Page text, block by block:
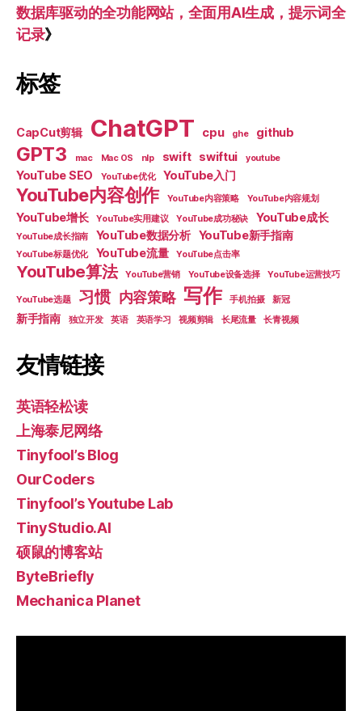
数据库驱动的全功能网站，全面用AI生成，提示词全
记录》
标签
CapCut剪辑 ChatGPT cpu ghe github
GPT3 mac Mac OS nlp swift swiftui youtube
YouTube SEO YouTube优化 YouTube入门
YouTube内容创作 YouTube内容策略 YouTube内容规划
YouTube增长 YouTube实用建议 YouTube成功秘诀 YouTube成长
YouTube成长指南 YouTube数据分析 YouTube新手指南
YouTube标题优化 YouTube流量 YouTube点击率
YouTube算法 YouTube营销 YouTube设备选择 YouTube运营技巧
YouTube选题 习惯 内容策略 写作 手机拍摄 新冠
新手指南 独立开发 英语 英语学习 视频剪辑 长尾流量 长青视频
友情链接
英语轻松读
上海泰尼网络
Tinyfool’s Blog
OurCoders
Tinyfool’s Youtube Lab
TinyStudio.AI
硕鼠的博客站
ByteBriefly
Mechanica Planet